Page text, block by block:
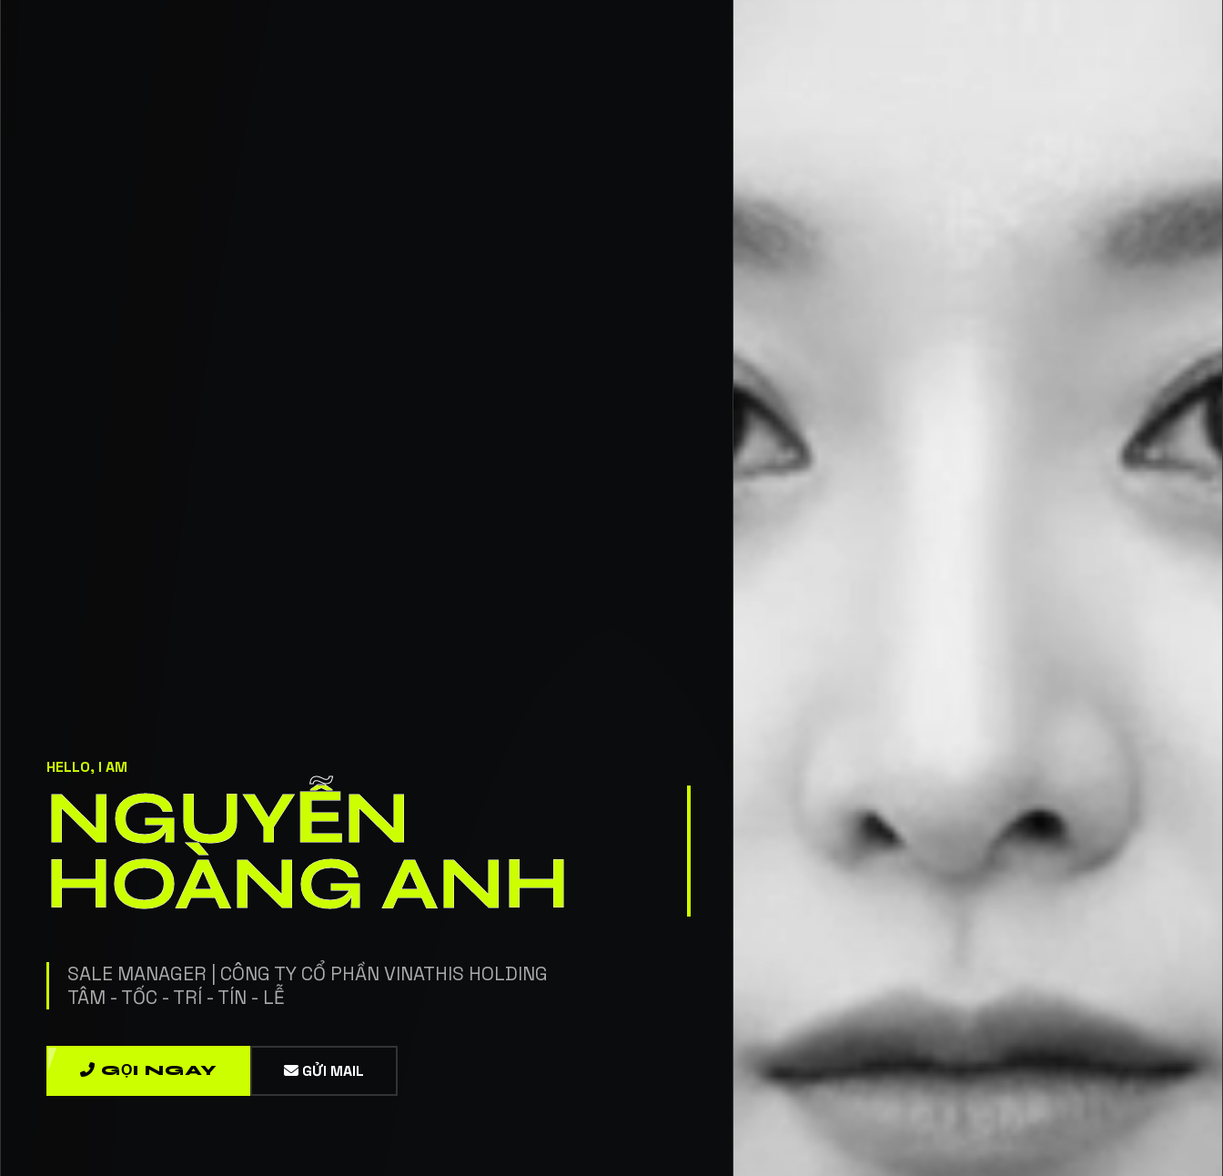
HELLO, I AM
NGUYỄN
HOÀNG ANH
SALE MANAGER | CÔNG TY CỔ PHẦN VINATHIS HOLDING
TÂM - TỐC - TRÍ - TÍN - LỄ
GỌI NGAY GỬI MAIL